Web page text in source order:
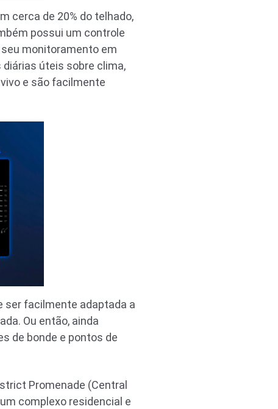
cerca de 20% do telhado,
possui um controle
monitoramento em
úteis sobre clima,
e são facilmente
ser facilmente adaptada a
Ou então, ainda
de bonde e pontos de
Promenade (Central
complexo residencial e